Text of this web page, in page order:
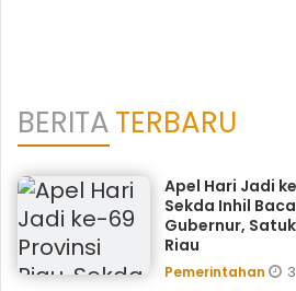
BERITATERBARU
Apel Hari Jadi
Sekda Inhil
Gubernur,
Riau
Pemerintahan